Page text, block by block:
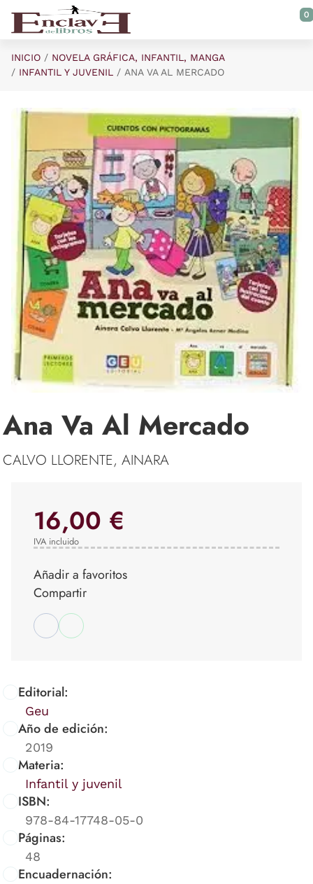
Saltar al contenido principal
0
INICIO
NOVELA GRÁFICA, INFANTIL, MANGA
INFANTIL Y JUVENIL
ANA VA AL MERCADO
Ana Va Al Mercado
CALVO LLORENTE, AINARA
Editorial:
Geu
Año de edición:
2019
Materia:
Infantil y juvenil
ISBN:
978-84-17748-05-0
Páginas:
48
Encuadernación:
16,00 €
IVA incluido
Añadir a favoritos
Compartir